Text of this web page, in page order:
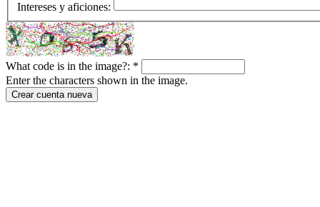
Intereses y aficiones:
What code is in the image?: *
Enter the characters shown in the image.